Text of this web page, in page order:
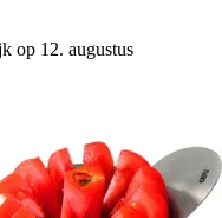
op 12. augustus